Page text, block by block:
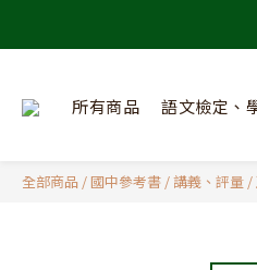
所有商品 語文檢定、
全部商品 /國中參考書 /講義、評量 /